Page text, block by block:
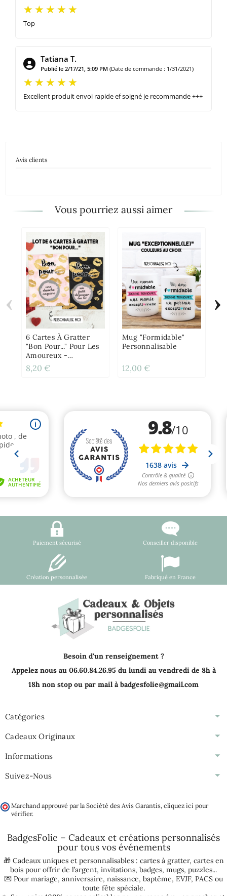
Top
Tatiana T.
Publié le 2/17/21, 5:09 PM (Date de commande : 1/31/2021)
Excellent produit envoi rapide ef soigné je recommande +++
Avis clients
Vous pourriez aussi aimer
6 Cartes À Gratter
"Bon Pour..." Pour Les
Amoureux -
Personnalisable
8,20 €
Mug "Formidable"
Personnalisable
12,00 €
‹ ›
Paiement sécurisé Conseiller disponible
Création personnalisée Fabriqué en France
Besoin d'un renseignement ?
Appelez nous au 06.60.84.26.95 du lundi au vendredi de 8h à
18h non stop ou par mail à badgesfolie@gmail.com
Catégories
Cadeaux Originaux
Informations
Suivez-Nous
Marchand approuvé par la Société des Avis Garantis, cliquez ici pour
vérifier.
BadgesFolie – Cadeaux et créations personnalisés
pour tous vos événements
🎁 Cadeaux uniques et personnalisables : cartes à gratter, cartes en
bois pour offrir de l’argent, invitations, badges, mugs, puzzles...
💌 Pour mariage, anniversaire, naissance, baptême, EVJF, PACSou
toute fête spéciale.